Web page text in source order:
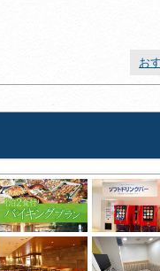
お